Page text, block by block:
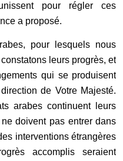
pour régler ces
a proposé.
pour lesquels nous
leurs progrès, et
qui se produisent
de Votre Majesté.
arabes continuent leurs
ne doivent pas entrer dans
interventions étrangères
accomplis seraient